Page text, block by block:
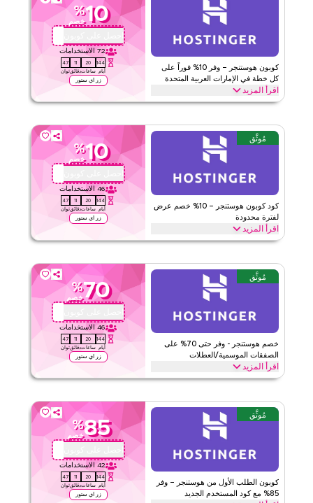
ديب داب لاندرِي الأحكام والشروط
الحد الأدنى للطلب
ينطبق على
ويب/تطبيق
الفئات
على مستوى الموقع
كوبون هوستنجر – وفر 10% فوراً على
كل خطة في الإمارات العربية المتحدة
اقرأ المزيد
10
%
خصم
احصل على كوبون
72 الاستخدامات
144
أيام
20
ساعات
11
دقائق
47
ثوان
زر اي ستور
وفر 10% فوراً مع كود هوستنجر هذا على الخطط السنوية والشهرية. استفد
المواقع والنطاقات والإيميل وباني المواقع والمزيد.
الأحكام والشروط
الحد الأدنى للطلب
الفئات
على مستوى الموقع
مُوثَّق
كود كوبون هوستنجر – 10% خصم عرض
لفترة محدودة
اقرأ المزيد
10
%
خصم
احصل على كوبون
46 الاستخدامات
144
أيام
20
ساعات
11
دقائق
47
ثوان
زر اي ستور
احصل على خصم 10% على جميع الفئات مع كود برومو هوستنجر لفترة
على كل خطة.
الأحكام والشروط
الحد الأدنى للطلب
ينطبق على
ويب
الفئات
على مستوى الموقع
مُوثَّق
خصم هوستنجر - وفر حتى 70% على
الصفقات الموسمية/العطلات
اقرأ المزيد
70
%
خصم
احصل على كوبون
46 الاستخدامات
144
أيام
20
ساعات
11
دقائق
47
ثوان
زر اي ستور
وفر حتى 70% خصم مع كود كوبون هوستنجر هذا خلال المواسم الاحتفالية،
أخرى. استفد الآن.
الأحكام والشروط
الحد الأدنى للطلب
الفئات
على مستوى الموقع
مُوثَّق
كوبون الطلب الأول من هوستنجر – وفر
85% مع كود المستخدم الجديد
85
%
خصم
احصل على كوبون
42 الاستخدامات
144
أيام
20
ساعات
11
دقائق
47
ثوان
زر اي ستور